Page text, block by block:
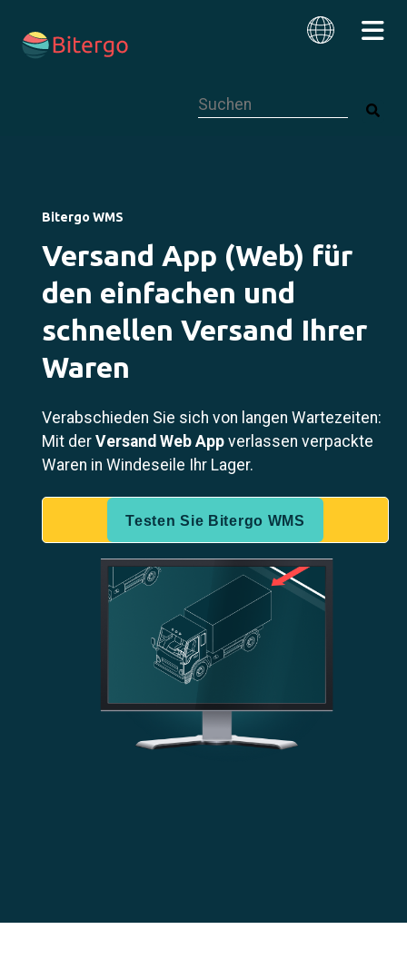
Bitergo WMS
Versand App (Web) für
den einfachen und
schnellen Versand Ihrer
Waren
Verabschieden Sie sich von langen Wartezeiten:
Mit der Versand Web App verlassen verpackte
Waren in Windeseile Ihr Lager.
Testen Sie Bitergo WMS